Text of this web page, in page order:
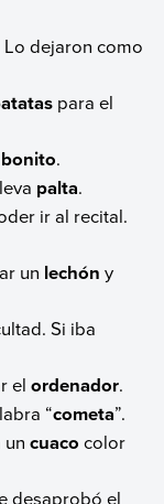
dejaron como
para el
bonito.
palta.
ir al recital.
un lechón y
Si iba
elordenador.
“cometa”.
uncuaco color
desaprobó el